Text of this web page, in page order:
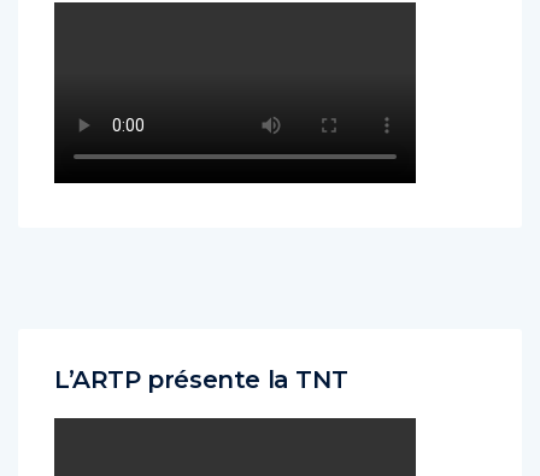
L’ARTP présente la TNT